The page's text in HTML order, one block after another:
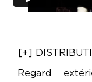
[+]
Regard